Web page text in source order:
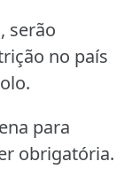
serão
no país
para
obrigatória.